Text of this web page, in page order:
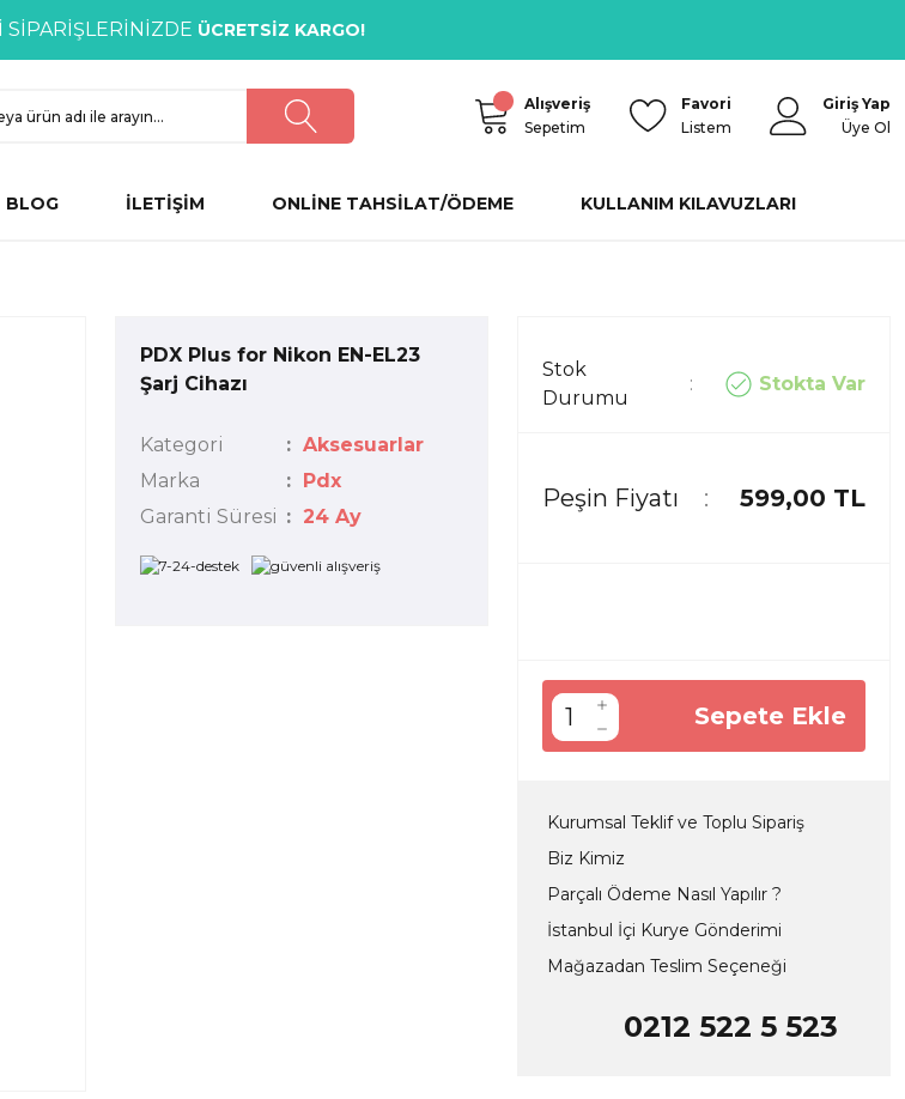
SİPARİŞLERİNİZDE ÜCRETSİZ KARGO!
Alışveriş
Sepetim
Favori
Listem
Giriş Yap
Üye Ol
BLOG İLETİŞİM ONLİNE TAHSİLAT/ÖDEME KULLANIM KILAVUZLARI
PDX Plus for Nikon EN-EL23
Şarj Cihazı
Kategori
Aksesuarlar
Marka
Pdx
Garanti Süresi
24 Ay
Stok
Durumu
Stokta Var
Peşin Fiyatı 599,00 TL
Sepete Ekle
Kurumsal Teklif ve Toplu Sipariş
Biz Kimiz
Parçalı Ödeme Nasıl Yapılır ?
İstanbul İçi Kurye Gönderimi
Mağazadan Teslim Seçeneği
0212 522 5 523